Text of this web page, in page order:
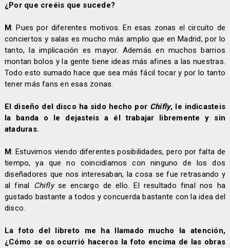
¿Por que creéis que sucede?
M: Pues por diferentes motivos. En esas zonas el circuito de
conciertos y salas es mucho más amplio que en Madrid, por lo
tanto, la implicación es mayor. Además en muchos barrios
montan bolos y la gente tiene ideas más afines a las nuestras.
Todo esto sumado hace que sea más fácil tocar y por lo tanto
tener más fans en esas zonas.
El diseño del disco ha sido hecho por Chifly, le indicasteis
la banda o le dejasteis a él trabajar libremente y sin
ataduras.
M: Estuvimos viendo diferentes posibilidades, pero por falta de
tiempo, ya que no coincidíamos con ninguno de los dos
diseñadores que nos interesaban, la cosa se fue retrasando y
al final Chiflyse encargo de ello. El resultado final nos ha
gustado bastante a todos y concuerda bastante con la idea del
disco.
La foto del libreto me ha llamado mucho la atención,
¿Cómo se os ocurrió haceros la foto encima de las obras